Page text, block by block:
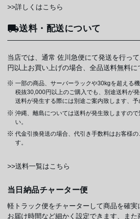
>>詳しくはこちら
送料・配送について
当店では、通常 佐川急便にて発送を行っ
円以上お買い上げの場合、全品送料無料に
一部の商品、サーバーラックや30kgを超える
税抜30,000円以上のご購入でも、別途送料が発
送料が発生する際には別途ご案内致します、予
沖縄、離島については送料が発生致しますの
い。
代金引換発送の場合、代引き手数料はお客様
す。
>>送料一覧はこちら
当日納品チャーター便
軽トラック便をチャーターして商品を確実
お届け時間など細かく設定できます、また